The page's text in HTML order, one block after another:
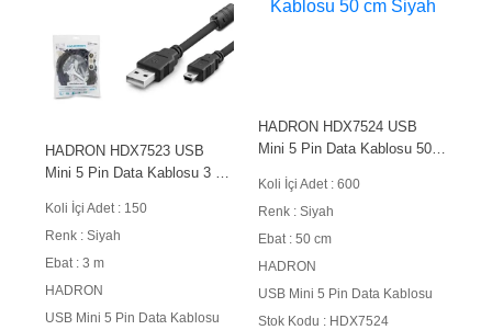
HADRON HDX7523 USB
Mini 5 Pin Data Kablosu 3 m
Koli İçi Adet : 150
Renk : Siyah
Ebat : 3 m
HADRON
USB Mini 5 Pin Data Kablosu
HADRON HDX7524 USB
Mini 5 Pin Data Kablosu 50
Koli İçi Adet : 600
Renk : Siyah
Ebat : 50 cm
HADRON
USB Mini 5 Pin Data Kablosu
Stok Kodu : HDX7524